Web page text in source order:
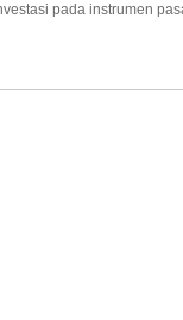
pada instrumen